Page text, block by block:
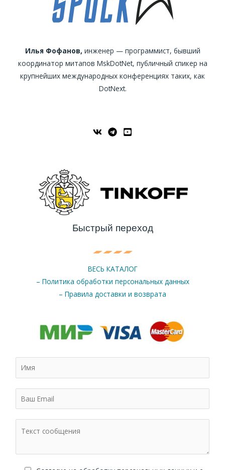
Илья Фофанов, инженер — программист, бывший
координатор митапов MskDotNet, публичный спикер на
крупнейших международных конференциях таких, как
DotNext.
Быстрый переход
ВЕСЬ КАТАЛОГ
– Политика обработки персональных данных
– Правила доставки и возврата